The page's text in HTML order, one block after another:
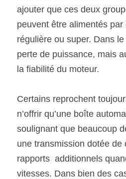
ajouter que ces deux
peuvent être alimentés par
régulière ou super. Dans
perte de puissance, mais
la fiabilité du moteur.
Certains reprochent
n’offrir qu’une boîte
soulignant que beaucoup
une transmission dotée de
rapports  additionnels
vitesses. Dans bien des